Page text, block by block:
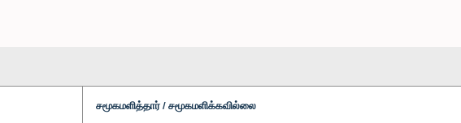
சமூகமளித்தார் / சமூகமளிக்கவில்லை